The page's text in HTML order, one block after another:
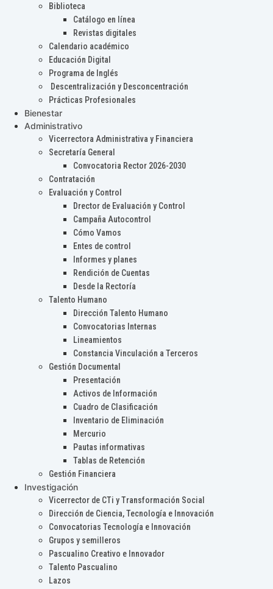
Biblioteca
Catálogo en línea
Revistas digitales
Calendario académico
Educación Digital
Programa de Inglés
Descentralización y Desconcentración
Prácticas Profesionales
Bienestar
Administrativo
Vicerrectora Administrativa y Financiera
Secretaría General
Convocatoria Rector 2026-2030
Contratación
Evaluación y Control
Drector de Evaluación y Control
Campaña Autocontrol
Cómo Vamos
Entes de control
Informes y planes
Rendición de Cuentas
Desde la Rectoría
Talento Humano
Dirección Talento Humano
Convocatorias Internas
Lineamientos
Constancia Vinculación a Terceros
Gestión Documental
Presentación
Activos de Información
Cuadro de Clasificación
Inventario de Eliminación
Mercurio
Pautas informativas
Tablas de Retención
Gestión Financiera
Investigación
Vicerrector de CTi y Transformación Social
Dirección de Ciencia, Tecnología e Innovación
Convocatorias Tecnología e Innovación
Grupos y semilleros
Pascualino Creativo e Innovador
Talento Pascualino
Lazos